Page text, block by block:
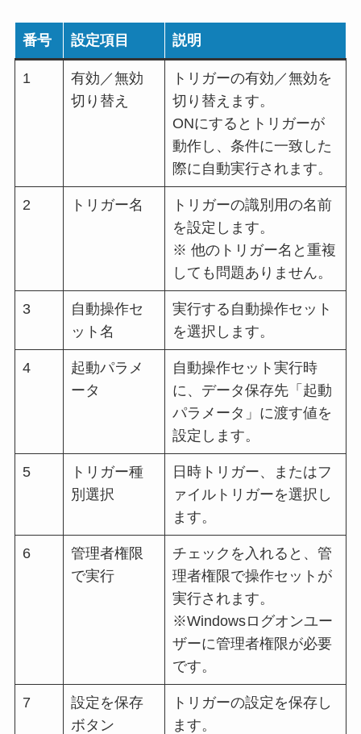
番号 設定項目 説明
1
有効／無効
切り替え
トリガーの有効／無効を
切り替えます。
ONにするとトリガーが
動作し、条件に一致した
際に自動実行されます。
2 トリガー名
トリガーの識別用の名前
を設定します。
※ 他のトリガー名と重複
しても問題ありません。
3
自動操作セ
ット名
実行する自動操作セット
を選択します。
4
起動パラメ
ータ
自動操作セット実行時
に、データ保存先「起動
パラメータ」に渡す値を
設定します。
5
トリガー種
別選択
日時トリガー、またはフ
ァイルトリガーを選択し
ます。
6
管理者権限
で実行
チェックを入れると、管
理者権限で操作セットが
実行されます。
※Windowsログオンユー
ザーに管理者権限が必要
です。
7
設定を保存
ボタン
トリガーの設定を保存し
ます。